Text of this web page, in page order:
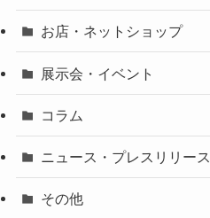
お店・ネットショップ
展示会・イベント
コラム
ニュース・プレスリリース
その他